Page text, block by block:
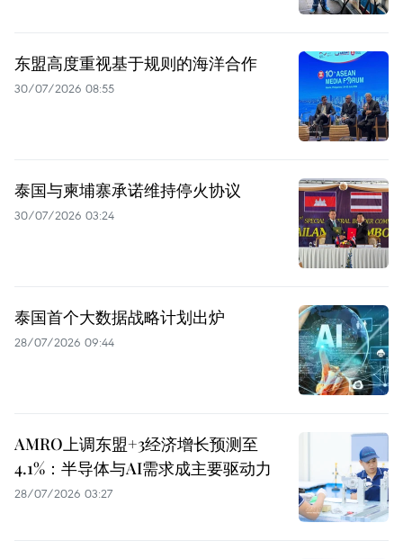
东盟高度重视基于规则的海洋合作
30/07/2026 08:55
泰国与柬埔寨承诺维持停火协议
30/07/2026 03:24
泰国首个大数据战略计划出炉
28/07/2026 09:44
AMRO上调东盟+3经济增长预测至
4.1%：半导体与AI需求成主要驱动力
28/07/2026 03:27